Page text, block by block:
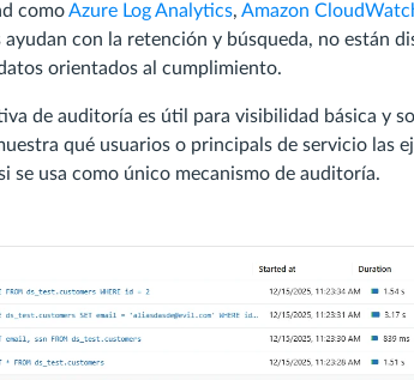
comoAzure Log Analytics, Amazon
ayudan con la retención y búsqueda, no están
orientados al cumplimiento.
de auditoría es útil para visibilidad básica y
qué usuarios o principals de servicio las
se usa como único mecanismo de auditoría.